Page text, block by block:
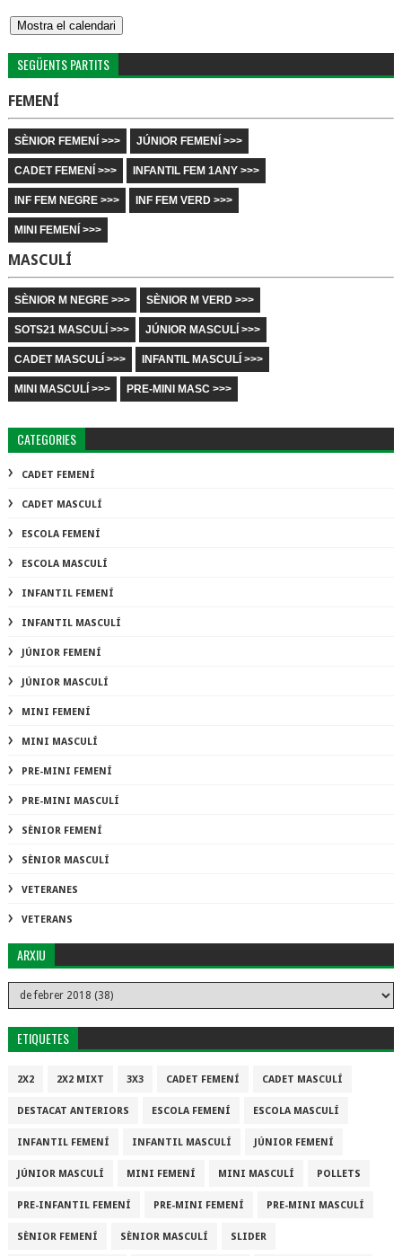
SEGÜENTS PARTITS
FEMENÍ
SÈNIOR FEMENÍ >>> JÚNIOR FEMENÍ >>>
CADET FEMENÍ >>> INFANTIL FEM 1ANY >>>
INF FEM NEGRE >>> INF FEM VERD >>>
MINI FEMENÍ >>>
MASCULÍ
SÈNIOR M NEGRE >>> SÈNIOR M VERD >>>
SOTS21 MASCULÍ >>> JÚNIOR MASCULÍ >>>
CADET MASCULÍ >>> INFANTIL MASCULÍ >>>
MINI MASCULÍ >>> PRE-MINI MASC >>>
CATEGORIES
CADET FEMENÍ
CADET MASCULÍ
ESCOLA FEMENÍ
ESCOLA MASCULÍ
INFANTIL FEMENÍ
INFANTIL MASCULÍ
JÚNIOR FEMENÍ
JÚNIOR MASCULÍ
MINI FEMENÍ
MINI MASCULÍ
PRE-MINI FEMENÍ
PRE-MINI MASCULÍ
SÈNIOR FEMENÍ
SÈNIOR MASCULÍ
VETERANES
VETERANS
ARXIU
ETIQUETES
2X2 2X2 MIXT 3X3 CADET FEMENÍ CADET MASCULÍ
DESTACAT ANTERIORS ESCOLA FEMENÍ ESCOLA MASCULÍ
INFANTIL FEMENÍ INFANTIL MASCULÍ JÚNIOR FEMENÍ
JÚNIOR MASCULÍ MINI FEMENÍ MINI MASCULÍ POLLETS
PRE-INFANTIL FEMENÍ PRE-MINI FEMENÍ PRE-MINI MASCULÍ
SÈNIOR FEMENÍ SÈNIOR MASCULÍ SLIDER